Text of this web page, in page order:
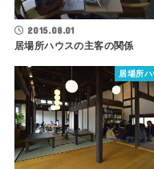
2015.08.01
居場所ハウスの主客の関係
居場所ハ